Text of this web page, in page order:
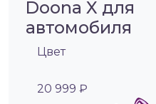
Doona X для
автомобиля
Цвет
20 999 ₽